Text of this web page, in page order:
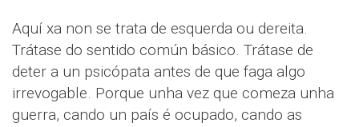
Aquí xa non se trata de esquerda ou dereita.
Trátase do sentido común básico. Trátase de
deter a un psicópata antes de que faga algo
irrevogable. Porque unha vez que comeza unha
guerra, cando un país é ocupado, cando as